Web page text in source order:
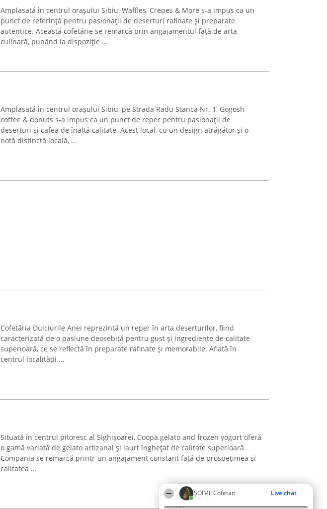
ȘOIMII Cofetari Live chat
19:25
Amplasată în centrul orașului Sibiu, Waffles, Crepes & More s-a impus ca un
punct de referință pentru pasionații de deserturi rafinate și preparate
autentice. Această cofetărie se remarcă prin angajamentul față de arta
culinară, punând la dispoziție ...
Amplasată în centrul orașului Sibiu, pe Strada Radu Stanca Nr. 1, Gogosh
coffee & donuts s-a impus ca un punct de reper pentru pasionații de
deserturi și cafea de înaltă calitate. Acest local, cu un design atrăgător și o
notă distinctă locală, ...
Cofetăria Dulciurile Anei reprezintă un reper în arta deserturilor, fiind
caracterizată de o pasiune deosebită pentru gust și ingrediente de calitate
superioară, ce se reflectă în preparate rafinate și memorabile. Aflată în
centrul localității ...
Situată în centrul pitoresc al Sighișoarei, Coopa.gelato and frozen yogurt oferă
o gamă variată de gelato artizanal și iaurt înghețat de calitate superioară.
Compania se remarcă printr-un angajament constant față de prospețimea și
calitatea ...